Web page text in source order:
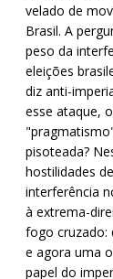
velado de
Brasil. A
peso da
eleições
diz anti-
esse ataque,
pisoteada?
hostilidades
interferência
à extrema-
fogo cruzado:
e agora uma
papel do